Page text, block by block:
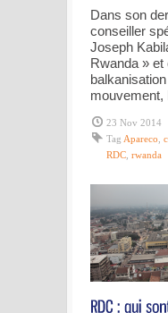
Dans son
conseiller
Joseph
Rwanda » et
mouvement,
23 Nov 2014
Tag Apareco
RDC rwanda